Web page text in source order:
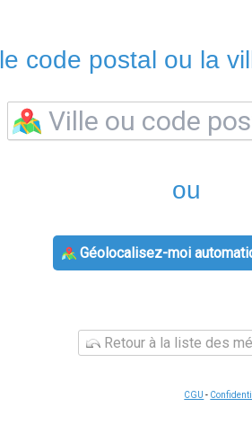
code postal ou la
ou
Géolocalisez-moi
Retour à la liste des
CGU -